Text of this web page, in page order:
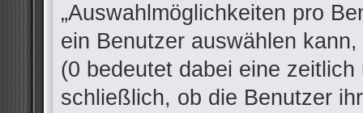
„Auswahlmöglichkeiten pro
ein Benutzer auswählen
(0 bedeutet dabei eine
schließlich, ob die Benutzer